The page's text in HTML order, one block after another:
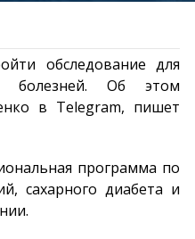
обследование для
болезней. Об этом
в Telegram, пишет
программа по
сахарного диабета и